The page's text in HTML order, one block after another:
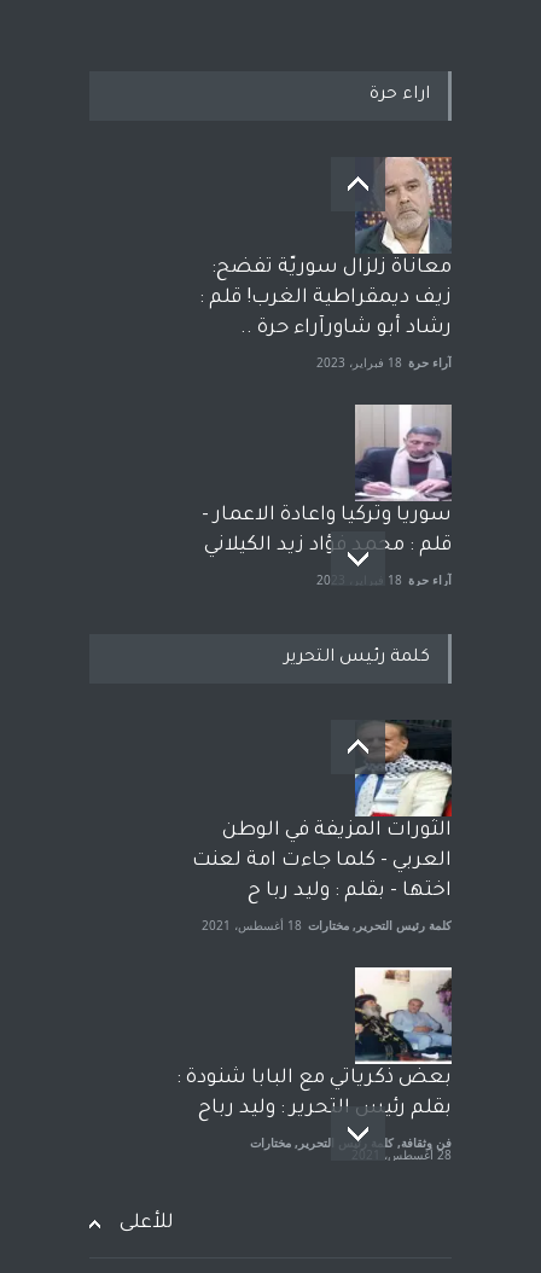
اراء حرة
معاناة زلزال سوريّة تفضح:
زيف ديمقراطية الغرب! قلم :
رشاد أبو شاورآراء حرة ..
آراء حرة 18 فبراير، 2023
سوريا وتركيا واعادة الاعمار -
قلم : محمد فؤاد زيد الكيلاني
آراء حرة 18 فبراير، 2023
بعد معارك قضائية طاحنة كتب
وترافع فيها بنفسه مرة اخرى..
الشيخ طارق يوسف يقهر
الحكومة الأمريكية ، فأعطوه
الجنسية عن يد وهم صاغرون،
آراء حرة مختارات 7 أبريل، 2023
كلمة رئيس التحرير
الثورات المزيفة في الوطن
العربي - كلما جاءت امة لعنت
اختها - بقلم : وليد ربا ح
كلمة رئيس التحرير , مختارات 18 أغسطس، 2021
بعض ذكرياتي مع البابا شنودة :
بقلم رئيس التحرير : وليد رباح
فن وثقافة, كلمة رئيس التحرير , مختارات
28 أغسطس، 2021
للأعلى